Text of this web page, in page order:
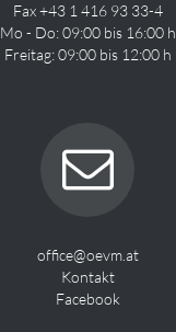
Fax +43 1 416 93 33-4
Mo - Do: 09:00 bis 16:00 h
Freitag: 09:00 bis 12:00 h
office@oevm.at
Kontakt
Facebook